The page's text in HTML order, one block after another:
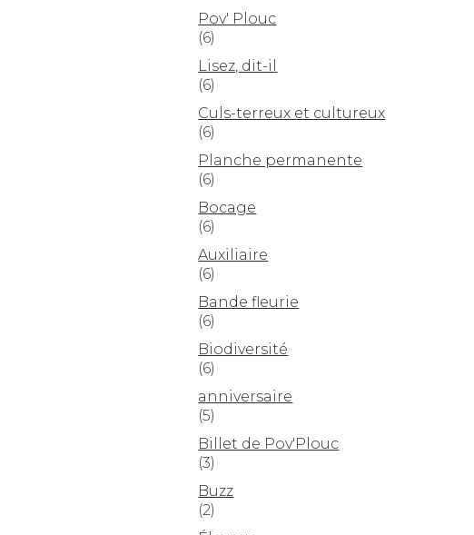
Pov' Plouc
(6)
Lisez, dit-il
(6)
Culs-terreux et cultureux
(6)
Planche permanente
(6)
Bocage
(6)
Auxiliaire
(6)
Bande fleurie
(6)
Biodiversité
(6)
anniversaire
(5)
Billet de Pov'Plouc
(3)
Buzz
(2)